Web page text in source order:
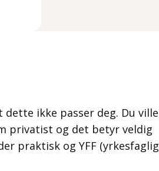
ikke passer deg. Du ville
privatist og det betyr veldig
praktisk og YFF (yrkesfaglig